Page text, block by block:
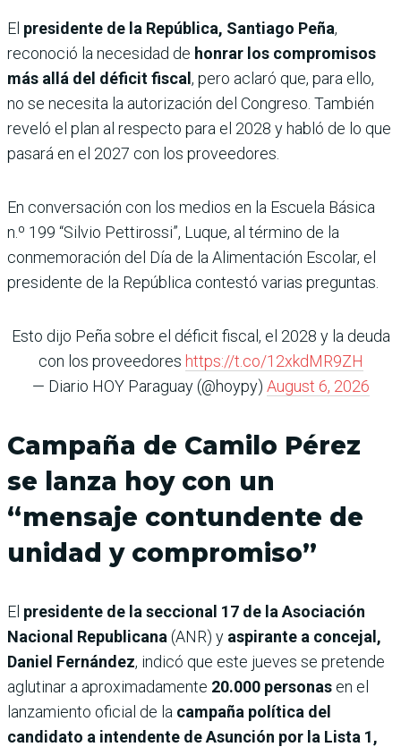
El presidente de la República, Santiago Peña,
reconoció la necesidad de honrar los compromisos
más allá del déficit fiscal, pero aclaró que, para ello,
no se necesita la autorización del Congreso. También
reveló el plan al respecto para el 2028 y habló de lo que
pasará en el 2027 con los proveedores.
En conversación con los medios en la Escuela Básica
n.º 199 “Silvio Pettirossi”, Luque, al término de la
conmemoración del Día de la Alimentación Escolar, el
presidente de la República contestó varias preguntas.
Esto dijo Peña sobre el déficit fiscal, el 2028 y la deuda
con los proveedores https://t.co/12xkdMR9ZH
— Diario HOY Paraguay (@hoypy) August 6, 2026
Campaña de Camilo Pérez
se lanza hoy con un
“mensaje contundente de
unidad y compromiso”
El presidente de la seccional 17 de la Asociación
Nacional Republicana (ANR) y aspirante a concejal,
Daniel Fernández, indicó que este jueves se pretende
aglutinar a aproximadamente 20.000 personas en el
lanzamiento oficial de la campaña política del
candidato a intendente de Asunción por la Lista 1,